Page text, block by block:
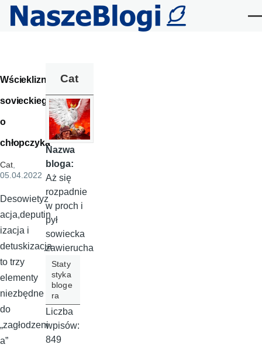
Przejdź do treści
Wścieklizna
sovieckieg
o
chłopczyka
Cat,
05.04.2022
Desowietyz
acja,deputin
izacja i
detuskizacja
to trzy
elementy
niezbędne
do
„zagłodzeni
a”
Cat
Nazwa
bloga:
Aż się
rozpadnie
w proch i
pył
sowiecka
zawierucha
Staty
styka
bloge
ra
Liczba
wpisów:
849